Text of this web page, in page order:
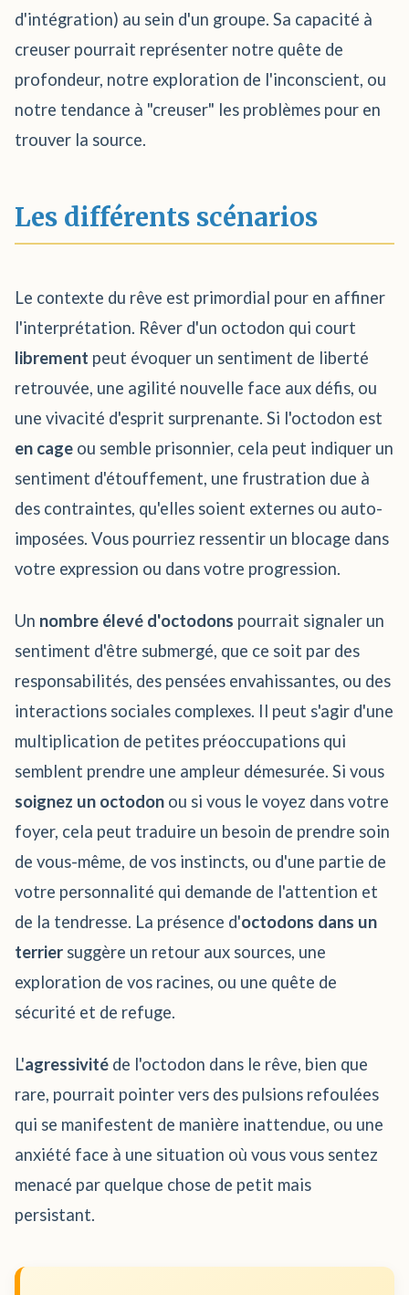
d'intégration) au sein d'un groupe. Sa capacité à
creuser pourrait représenter notre quête de
profondeur, notre exploration de l'inconscient, ou
notre tendance à "creuser" les problèmes pour en
trouver la source.
Les différents scénarios
Le contexte du rêve est primordial pour en affiner
l'interprétation. Rêver d'un octodon qui court
librement peut évoquer un sentiment de liberté
retrouvée, une agilité nouvelle face aux défis, ou
une vivacité d'esprit surprenante. Si l'octodon est
en cage ou semble prisonnier, cela peut indiquer un
sentiment d'étouffement, une frustration due à
des contraintes, qu'elles soient externes ou auto-
imposées. Vous pourriez ressentir un blocage dans
votre expression ou dans votre progression.
Un nombre élevé d'octodons pourrait signaler un
sentiment d'être submergé, que ce soit par des
responsabilités, des pensées envahissantes, ou des
interactions sociales complexes. Il peut s'agir d'une
multiplication de petites préoccupations qui
semblent prendre une ampleur démesurée. Si vous
soignez un octodon ou si vous le voyez dans votre
foyer, cela peut traduire un besoin de prendre soin
de vous-même, de vos instincts, ou d'une partie de
votre personnalité qui demande de l'attention et
de la tendresse. La présence d'octodons dans un
terrier suggère un retour aux sources, une
exploration de vos racines, ou une quête de
sécurité et de refuge.
L'agressivité de l'octodon dans le rêve, bien que
rare, pourrait pointer vers des pulsions refoulées
qui se manifestent de manière inattendue, ou une
anxiété face à une situation où vous vous sentez
menacé par quelque chose de petit mais
persistant.